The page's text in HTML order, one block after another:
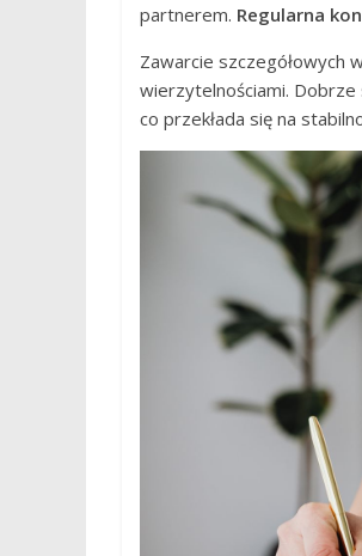
partnerem. Regularna
Zawarcie szczegółowych
wierzytelnościami.
co przekłada się na